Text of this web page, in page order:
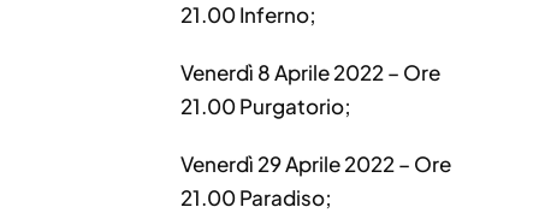
21.00 Inferno;
Venerdì 8 Aprile 2022 – Ore
21.00 Purgatorio;
Venerdì 29 Aprile 2022 – Ore
21.00 Paradiso;